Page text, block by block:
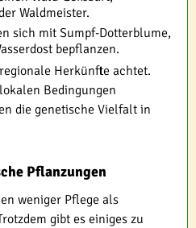
Waldmeister.
sich mit Sumpf-Dotterblume,
bepflanzen.
Herkünfte achtet.
Bedingungen
die genetische Vielfalt in
Pflanzungen
weniger Pflege als
gibt es einiges zu